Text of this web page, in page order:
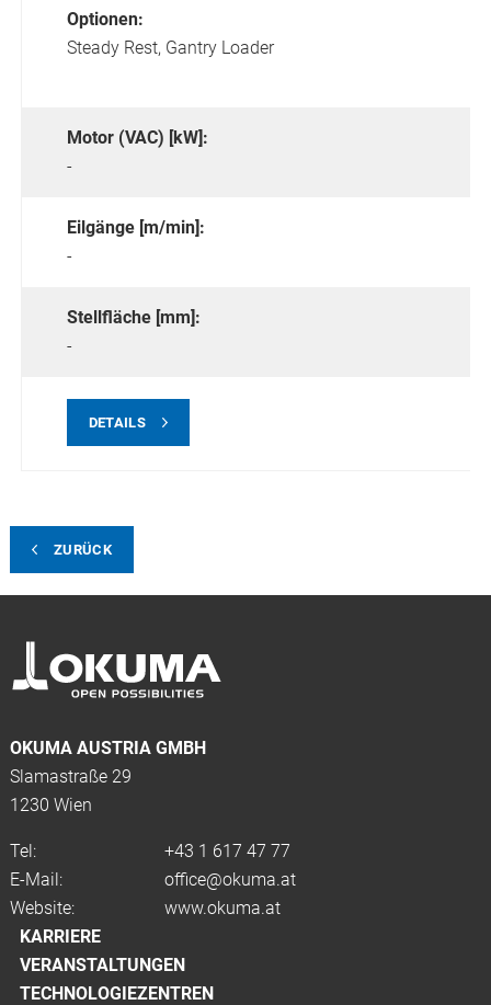
Optionen:
Steady Rest, Gantry Loader
Motor (VAC) [kW]:
-
Eilgänge [m/min]:
-
Stellfläche [mm]:
-
DETAILS
ZURÜCK
OKUMA AUSTRIA GMBH
Slamastraße 29
1230 Wien
Tel:
+43 1 617 47 77
E-Mail:
office@okuma.at
Website:
www.okuma.at
KARRIERE
VERANSTALTUNGEN
TECHNOLOGIEZENTREN